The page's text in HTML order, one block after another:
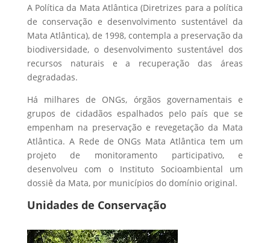
A Política da Mata Atlântica (Diretrizes para a política
de conservação e desenvolvimento sustentável da
Mata Atlântica), de 1998, contempla a preservação da
biodiversidade, o desenvolvimento sustentável dos
recursos naturais e a recuperação das áreas
degradadas.
Há milhares de ONGs, órgãos governamentais e
grupos de cidadãos espalhados pelo país que se
empenham na preservação e revegetação da Mata
Atlântica. A Rede de ONGs Mata Atlântica tem um
projeto de monitoramento participativo, e
desenvolveu com o Instituto Socioambiental um
dossiê da Mata, por municípios do domínio original.
Unidades de Conservação